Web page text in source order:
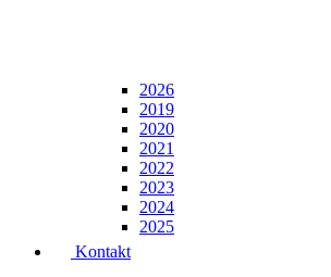
2026
2019
2020
2021
2022
2023
2024
2025
Kontakt